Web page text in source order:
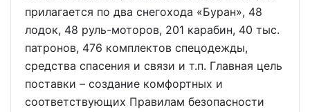
прилагается по два снегохода «Буран», 48
лодок, 48 руль-моторов, 201 карабин, 40 тыс.
патронов, 476 комплектов спецодежды,
средства спасения и связи и т.п. Главная цель
поставки – создание комфортных и
соответствующих Правилам безопасности